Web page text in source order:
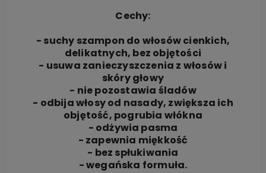
Cechy:
- suchy szampon do włosów cienkich,
delikatnych, bez objętości
- usuwa zanieczyszczenia z włosów i
skóry głowy
- nie pozostawia śladów
- odbija włosy od nasady, zwiększa ich
objętość, pogrubia włókna
- odżywia pasma
- zapewnia miękkość
- bez spłukiwania
- wegańska formuła.